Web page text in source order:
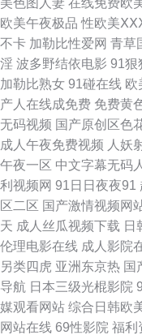
四虎视频麻豆 91基地伊人
人网站在线 玖玖av 三级黄
视频 91尤物 91茄子网站
三区久久 欧美性爱A区 久
观看 人妻精品久久 91熟女
精品国产 久操视频在线免费
韩 变态国产香蕉伊人网 92
产91AV在线 福利成人午夜
美色图人妻 在线免费欧
欧美午夜极品 性欧美
不卡 加勒比性爱网 青草
淫 波多野结依电影 91狠
加勒比熟女 91碰在线 欧
产人在线成免费 免费黄
无码视频 国产原创区色
成人午夜免费视频 人妖
午夜一区 中文字幕无码
利视频网 91日日夜夜91
区二区 国产激情视频网
天 成人丝瓜视频下载 日
伦理电影在线 成人影院
另类四虎 亚洲东京热 国
导航 日本三级光棍影院
媒观看网站 综合日韩欧
网站在线 69性影院 福利